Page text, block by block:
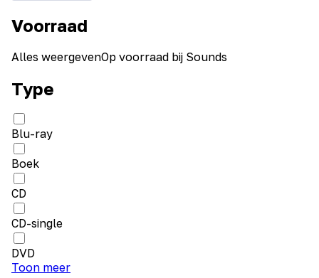
Voorraad
Alles weergevenOp voorraad bij Sounds
Type
Blu-ray
Boek
CD
CD-single
DVD
Toon meer